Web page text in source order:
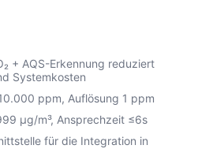
Frischluftzufuhr und
Erfassung und NDIR-CO₂-
der P09 die LIN-
Integration in Fahrzeug-
Design und
von -40°C bis
+ AQS-Erkennung reduziert
Systemkosten
ppm, Auflösung 1 ppm
μg/m³, Ansprechzeit ≤6s
für die Integration in